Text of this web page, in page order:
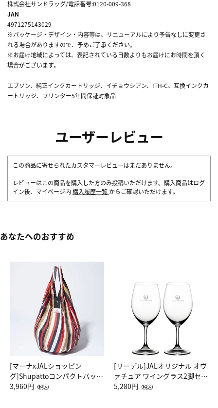
株式会社サンドラッグ/電話番号:0120-009-368
JAN
4971275143029
※パッケージ・デザイン・内容等は、リニューアルにより予告なしに変更さ
れる場合がありますので、予めご了承ください。
※お届け地域によっては、表記されている日数よりもお届けにお時間を頂く
場合がございます。
エプソン、純正インクカートリッジ、イチョウシアン、ITH-C、互換インクカ
ートリッジ、プリンター5年間保証対象品
ユーザーレビュー
この商品に寄せられたカスタマーレビューはまだありません。
レビューはこの商品を購入した方のみ投稿いただけます。購入商品はログ
イン後、マイページ内 購入履歴一覧 からご確認いただけます。
あなたへのおすすめ
[マーナxJALショッピン
グ]Shupattoコンパクトバッグ
Drop JAL客室乗務員（LC）ス
3,960円 （税込）
[リーデル]JALオリジナル オヴ
ァチュア ワイングラス2脚セッ
ト（レッドワイン）
5,280円 （税込）